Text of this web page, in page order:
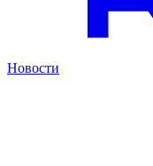
Новости